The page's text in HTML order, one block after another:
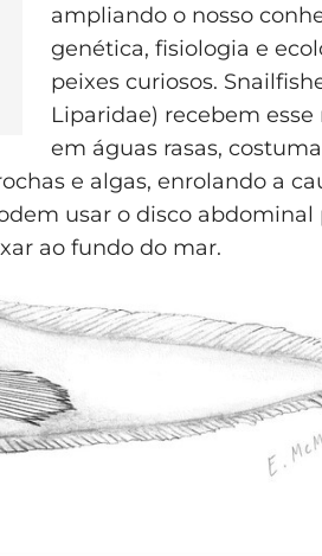
ampliando o nosso
genética, fisiologia e
peixes curiosos.
Liparidae) recebem
em águas rasas,
e algas, enrolando a
usar o disco abdominal
ao fundo do mar.